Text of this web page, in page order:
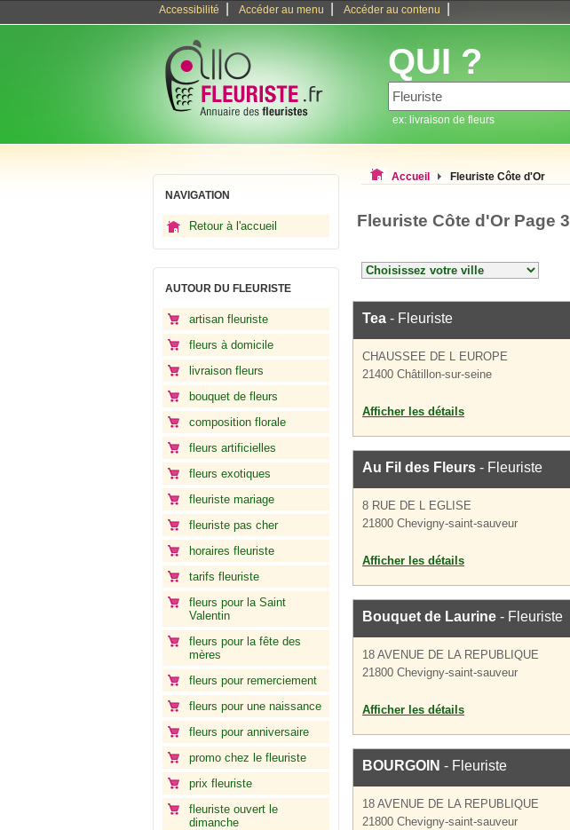
Accessibilité Accéder au menu Accéder au contenu
QUI ?
ex: livraison de fleurs
NAVIGATION
Retour à l'accueil
AUTOUR DU FLEURISTE
artisan fleuriste
fleurs à domicile
livraison fleurs
bouquet de fleurs
composition florale
fleurs artificielles
fleurs exotiques
fleuriste mariage
fleuriste pas cher
horaires fleuriste
tarifs fleuriste
fleurs pour la Saint
Valentin
fleurs pour la fête des
mères
fleurs pour remerciement
fleurs pour une naissance
fleurs pour anniversaire
promo chez le fleuriste
prix fleuriste
fleuriste ouvert le
dimanche
Accueil Fleuriste Côte d'Or
Fleuriste Côte d'Or Page 3
Tea - Fleuriste
CHAUSSEE DE L EUROPE
21400 Châtillon-sur-seine
Afficher les détails
Au Fil des Fleurs - Fleuriste
8 RUE DE L EGLISE
21800 Chevigny-saint-sauveur
Afficher les détails
Bouquet de Laurine - Fleuriste
18 AVENUE DE LA REPUBLIQUE
21800 Chevigny-saint-sauveur
Afficher les détails
BOURGOIN - Fleuriste
18 AVENUE DE LA REPUBLIQUE
21800 Chevigny-saint-sauveur